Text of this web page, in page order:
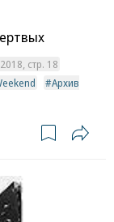
стр. 18
Архив